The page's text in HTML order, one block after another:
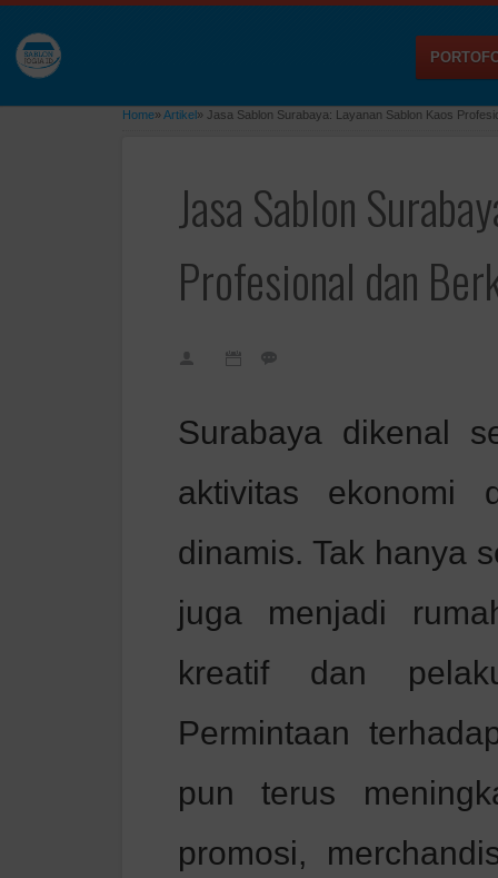
Home»Artikel» Jasa Sablon Surabaya: Layanan Sablon Kaos
Jasa Sablon
Profesional dan
Surabaya dikenal
aktivitas ekonomi
dinamis. Tak hanya
juga menjadi
kreatif dan
Permintaan
pun terus
promosi,